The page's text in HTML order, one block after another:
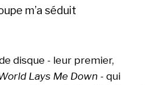
m’a séduit
disque - leur premier,
Lays Me Down - qui